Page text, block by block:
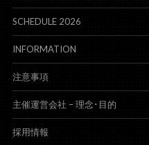
SCHEDULE 2026
INFORMATION
注意事項
主催運営会社 – 理念･目的
採用情報